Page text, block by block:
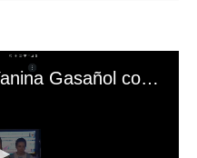
El mal momento de Yanina Gasañol con un hincha argentino en "Subrayado"